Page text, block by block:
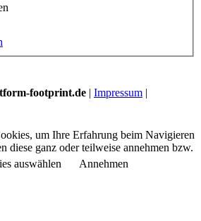
footprint.de | Impressum |
um Ihre Erfahrung beim Navigieren
diese ganz oder teilweise annehmen bzw.
auswählen Annehmen